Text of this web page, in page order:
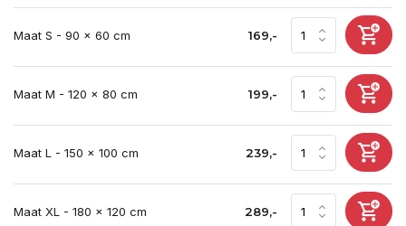
Maat S - 90 x 60 cm 169,-
Maat M - 120 x 80 cm 199,-
Maat L - 150 x 100 cm 239,-
Maat XL - 180 x 120 cm 289,-